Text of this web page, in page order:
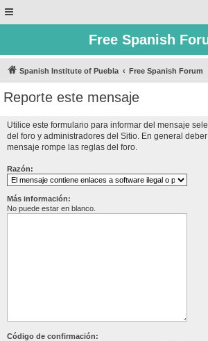
Free Spanish
Spanish Institute of Puebla Free Spanish Forum
Reporte este mensaje
Utilice este formulario para informar del mensaje
del foro y administradores del Sitio. En general
mensaje rompe las reglas del foro.
Razón:
Más información:
No puede estar en blanco.
Código de confirmación: